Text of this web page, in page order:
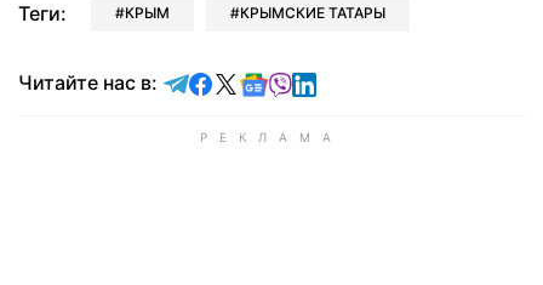
Теги: КРЫМ КРЫМСКИЕ ТАТАРЫ
Читайте нас в: Читайте в Telegram
Читайте в Facebook
Читайте в X
Читайте в Google news
Читайте в Viber
Читайте в LinkedIn